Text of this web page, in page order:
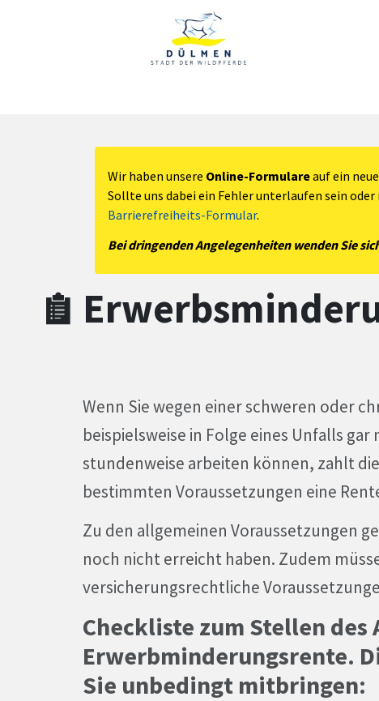
Zum Hauptinhalt
Wir haben unsere Online-Formulareauf ein
Sollte uns dabei ein Fehler unterlaufen sein
Barrierefreiheits-Formular.
Bei dringenden Angelegenheiten wenden Sie
Wenn Sie wegen einer schweren oder
beispielsweise in Folge eines Unfalls
stundenweise arbeiten können, zahlt
bestimmten Voraussetzungen eine
Zu den allgemeinen Voraussetzungen
noch nicht erreicht haben. Zudem
versicherungsrechtliche
Checkliste zum Stellen des
Erwerbminderungsrente.
Sie unbedingt mitbringen: